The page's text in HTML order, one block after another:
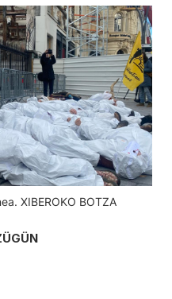
XIBEROKO BOTZA